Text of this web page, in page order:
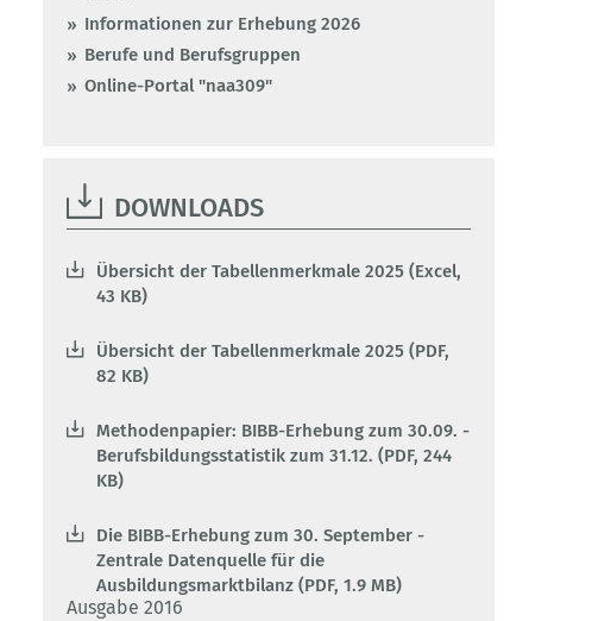
Informationen zur Erhebung 2026
Berufe und Berufsgruppen
Online-Portal "naa309"
DOWNLOADS
Übersicht der Tabellenmerkmale 2025 (Excel,
43 KB)
Übersicht der Tabellenmerkmale 2025 (PDF,
82 KB)
Methodenpapier: BIBB-Erhebung zum 30.09. -
Berufsbildungsstatistik zum 31.12. (PDF, 244
KB)
Die BIBB-Erhebung zum 30. September -
Zentrale Datenquelle für die
Ausbildungsmarktbilanz (PDF, 1.9 MB)
Ausgabe 2016